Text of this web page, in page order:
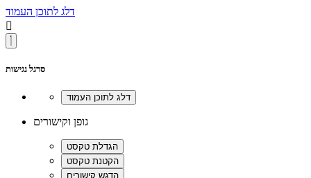
דלג לתוכן העמוד

סרגל נגישות
גופן וקישורים